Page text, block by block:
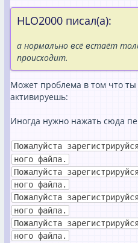
HLO2000 писал(а):
а нормально всё встаёт
происходит.
Может проблема в том что
активируешь:
Иногда нужно нажать сюда
Пожалуйста
ного файла.
Пожалуйста
ного файла.
Пожалуйста
ного файла.
Пожалуйста
ного файла.